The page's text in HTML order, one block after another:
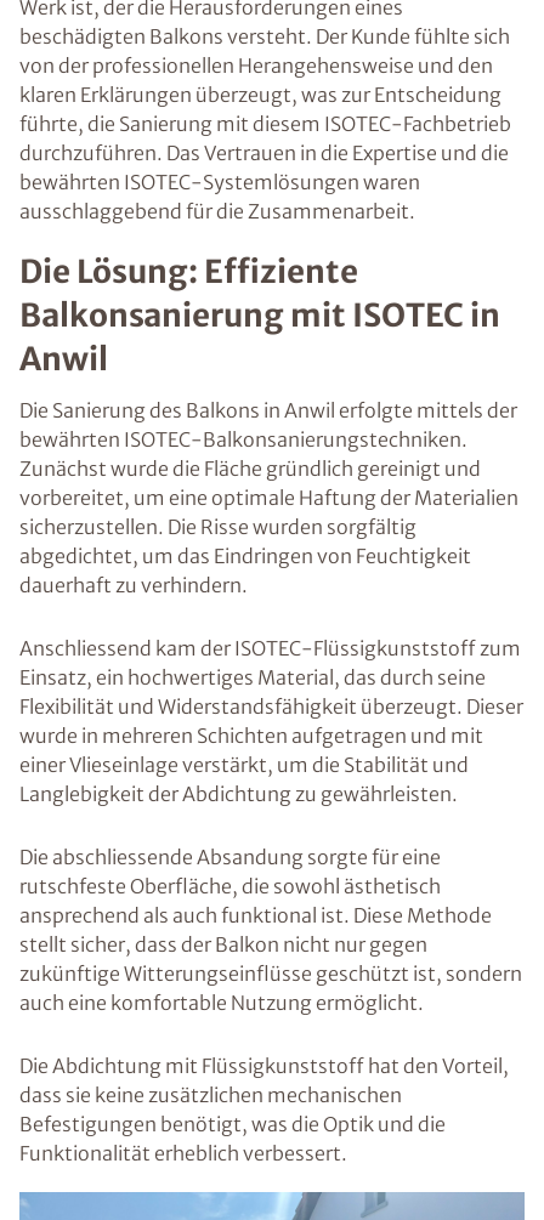
Werk ist, der die Herausforderungen eines
beschädigten Balkons versteht. Der Kunde fühlte sich
von der professionellen Herangehensweise und den
klaren Erklärungen überzeugt, was zur Entscheidung
führte, die Sanierung mit diesem ISOTEC-Fachbetrieb
durchzuführen. Das Vertrauen in die Expertise und die
bewährten ISOTEC-Systemlösungen waren
ausschlaggebend für die Zusammenarbeit.
Die Lösung: Effiziente
Balkonsanierung mit ISOTEC in
Anwil
Die Sanierung des Balkons in Anwil erfolgte mittels der
bewährten ISOTEC-Balkonsanierungstechniken.
Zunächst wurde die Fläche gründlich gereinigt und
vorbereitet, um eine optimale Haftung der Materialien
sicherzustellen. Die Risse wurden sorgfältig
abgedichtet, um das Eindringen von Feuchtigkeit
dauerhaft zu verhindern.
Anschliessend kam der ISOTEC-Flüssigkunststoff zum
Einsatz, ein hochwertiges Material, das durch seine
Flexibilität und Widerstandsfähigkeit überzeugt. Dieser
wurde in mehreren Schichten aufgetragen und mit
einer Vlieseinlage verstärkt, um die Stabilität und
Langlebigkeit der Abdichtung zu gewährleisten.
Die abschliessende Absandung sorgte für eine
rutschfeste Oberfläche, die sowohl ästhetisch
ansprechend als auch funktional ist. Diese Methode
stellt sicher, dass der Balkon nicht nur gegen
zukünftige Witterungseinflüsse geschützt ist, sondern
auch eine komfortable Nutzung ermöglicht.
Die Abdichtung mit Flüssigkunststoff hat den Vorteil,
dass sie keine zusätzlichen mechanischen
Befestigungen benötigt, was die Optik und die
Funktionalität erheblich verbessert.